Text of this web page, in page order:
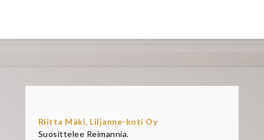
Riitta Mäki, Liljanne-koti Oy
Suosittelee Reimannia.